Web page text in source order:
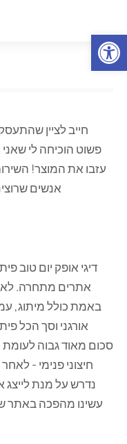
חייב לציין
פשוט הוכיחה לי
עזבו את המוצר!
אנשים
דיגי אופק יום טוב
אתרים מתחרה.
באמת כולל מיתוג,
אורגני וסך הכל
סכום מאוד גבוה
חיצוני פנימי -
נדרש על מנת לייצג
עשינו מהפכה באתר